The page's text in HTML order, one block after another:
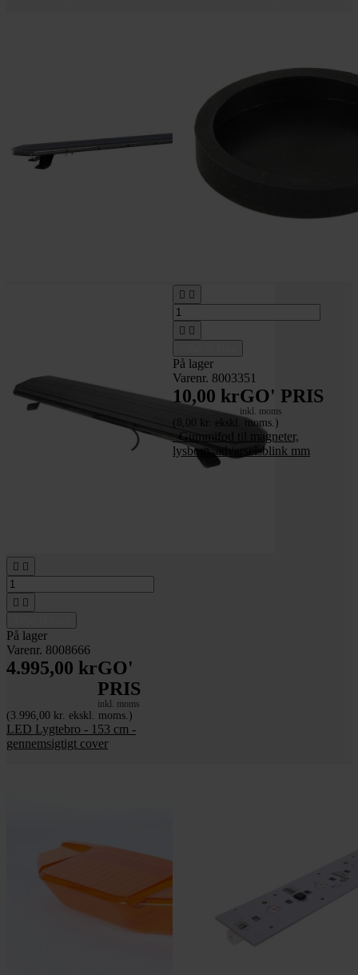
 
 
På lager
Varenr. 8008666
4.995,00 krGO'
PRIS
inkl. moms
(3.996,00 kr. ekskl. moms.)
LED Lygtebro - 153 cm -
gennemsigtigt cover
 
 
På lager
Varenr. 8003351
10,00 krGO' PRIS
inkl. moms
(8,00 kr. ekskl. moms.)
_Gummifod til magneter,
lysbom, advarselsblink mm